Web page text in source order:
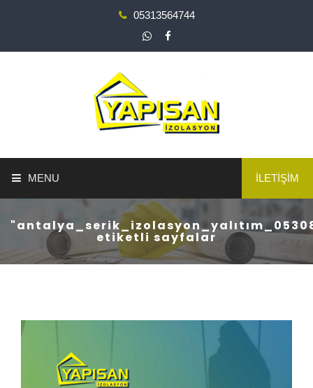
05313564744
MENU
ANA SAYFA
HİZMETLER
BÖLGELER
İLETİŞİM
etiketli sayfalar